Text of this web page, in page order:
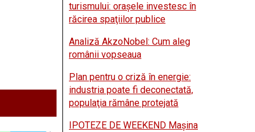
turismului: oraşele investesc în
răcirea spaţiilor publice
Analiză AkzoNobel: Cum aleg
românii vopseaua
Plan pentru o criză în energie:
industria poate fi deconectată,
populaţia rămâne protejată
IPOTEZE DE WEEKEND Maşina